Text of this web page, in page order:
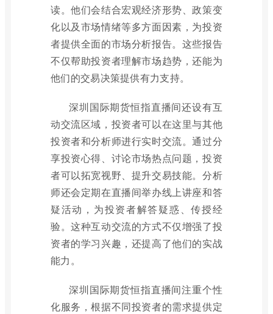
读。他们会结合宏观经济形势、政策变
化以及市场情绪等多方面因素，为投资
者提供全面的市场分析报告。这些报告
不仅帮助投资者理解市场趋势，还能为
他们的交易决策提供有力支持。
深圳国际期货恒指直播间还设有互
动交流区域，投资者可以在这里与其他
投资者和分析师进行实时交流。通过分
享投资心得、讨论市场热点问题，投资
者可以拓宽视野、提升交易技能。分析
师还会定期在直播间举办线上讲座和答
疑活动，为投资者解答疑惑、传授经
验。这种互动交流的方式不仅增强了投
资者的学习兴趣，还提高了他们的实战
能力。
深圳国际期货恒指直播间注重个性
化服务，根据不同投资者的需求提供定